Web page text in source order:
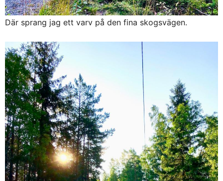
Där sprang jag ett varv på den fina skogsvägen.